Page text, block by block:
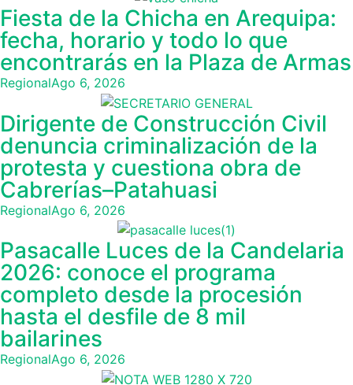
Fiesta de la Chicha en Arequipa:
fecha, horario y todo lo que
encontrarás en la Plaza de Armas
RegionalAgo 6, 2026
Dirigente de Construcción Civil
denuncia criminalización de la
protesta y cuestiona obra de
Cabrerías–Patahuasi
RegionalAgo 6, 2026
Pasacalle Luces de la Candelaria
2026: conoce el programa
completo desde la procesión
hasta el desfile de 8 mil
bailarines
RegionalAgo 6, 2026